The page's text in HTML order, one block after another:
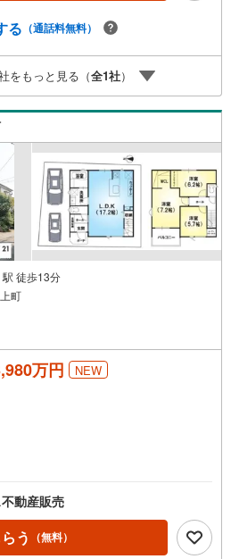
のプロ、ファイナンシャルプランナー
3.たくさんの銀行と繋がりがあるた
るように審査が可能！4.物件のお引渡
お家のリフォームも弊社のリフォーム
！5.定期的にご連絡を繋ぎ、有事の際
します
る （通話料無料）
をもっと見る（全1社）
徒歩13分
町
万円 NEW
動産販売
う （無料）